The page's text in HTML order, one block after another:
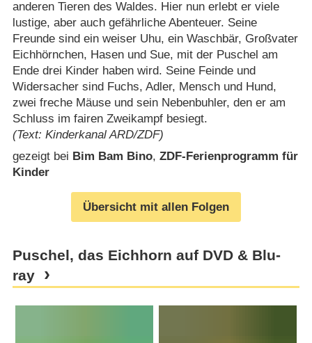
anderen Tieren des Waldes. Hier nun erlebt er viele
lustige, aber auch gefährliche Abenteuer. Seine
Freunde sind ein weiser Uhu, ein Waschbär, Großvater
Eichhörnchen, Hasen und Sue, mit der Puschel am
Ende drei Kinder haben wird. Seine Feinde und
Widersacher sind Fuchs, Adler, Mensch und Hund,
zwei freche Mäuse und sein Nebenbuhler, den er am
Schluss im fairen Zweikampf besiegt.
(Text: Kinderkanal ARD/ZDF)
gezeigt bei Bim Bam Bino, ZDF-Ferienprogramm für
Kinder
Übersicht mit allen Folgen
Puschel, das Eichhorn auf DVD & Blu-
ray